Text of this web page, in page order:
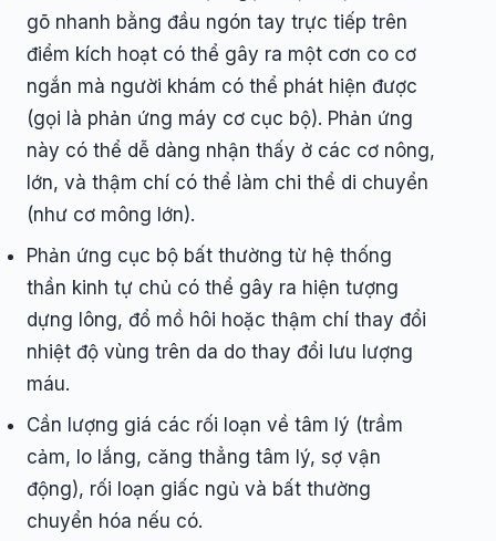
gõ nhanh bằng đầu ngón tay trực tiếp trên
điểm kích hoạt có thể gây ra một cơn co cơ
ngắn mà người khám có thể phát hiện được
(gọi là phản ứng máy cơ cục bộ). Phản ứng
này có thể dễ dàng nhận thấy ở các cơ nông,
lớn, và thậm chí có thể làm chi thể di chuyển
(như cơ mông lớn).
Phản ứng cục bộ bất thường từ hệ thống
thần kinh tự chủ có thể gây ra hiện tượng
dựng lông, đổ mồ hôi hoặc thậm chí thay đổi
nhiệt độ vùng trên da do thay đổi lưu lượng
máu.
Cần lượng giá các rối loạn về tâm lý (trầm
cảm, lo lắng, căng thẳng tâm lý, sợ vận
động), rối loạn giấc ngủ và bất thường
chuyển hóa nếu có.